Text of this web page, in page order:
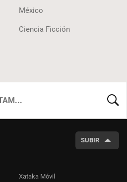
México
Ciencia Ficción
SUBIR
Xataka Móvil